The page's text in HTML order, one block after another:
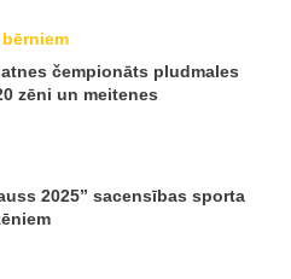
čempionāts pludmales
zēni un meitenes
2025” sacensības sporta